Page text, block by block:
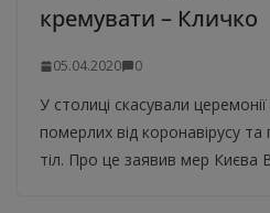
кремувати – Кличко
05.04.2020 0
У столиці скасували
померлих від коронавірусу
тіл. Про це заявив мер Києва